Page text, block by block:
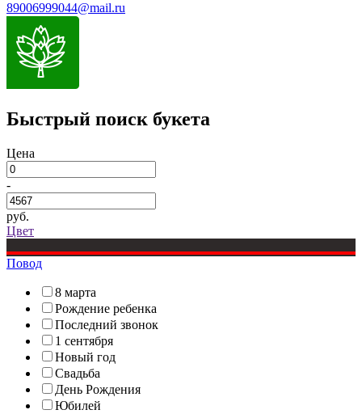
89006999044@mail.ru
Быстрый поиск букета
Цена
-
руб.
Цвет
Повод
8 марта
Рождение ребенка
Последний звонок
1 сентября
Новый год
Свадьба
День Рождения
Юбилей